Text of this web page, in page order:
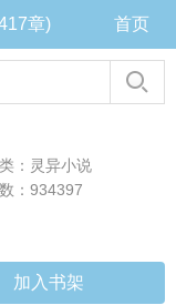
章) 首页
：灵异小说
：934397
加入书架